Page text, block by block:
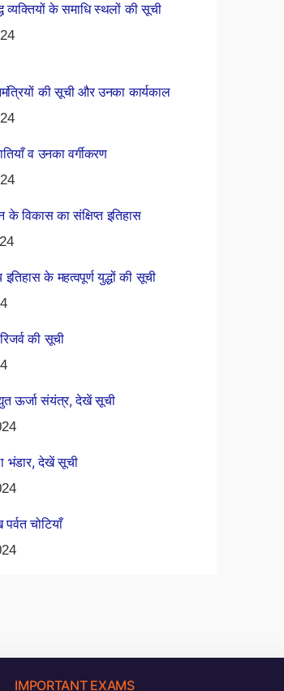
व्यक्तियों के समाधि स्थलों की सूची
की सूची और उनका कार्यकाल
व उनका वर्गीकरण
के विकास का संक्षिप्त इतिहास
इतिहास के महत्वपूर्ण युद्धों की सूची
की सूची
ऊर्जा संयंत्र, देखें सूची
भंडार, देखें सूची
चोटियाँ
IMPORTANT EXAMS